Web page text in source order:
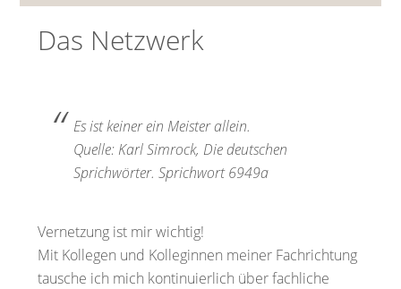
Das Netzwerk
Es ist keiner ein Meister allein.
Quelle: Karl Simrock, Die deutschen
Sprichwörter. Sprichwort 6949a
Vernetzung ist mir wichtig!
Mit Kollegen und Kolleginnen meiner Fachrichtung
tausche ich mich kontinuierlich über fachliche